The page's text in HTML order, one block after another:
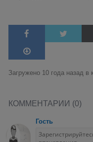
Загружено 10 года назад в
КОММЕНТАРИИ (0)
Гость